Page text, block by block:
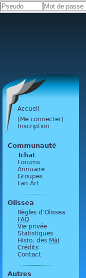
Accueil
[Me connecter]
Inscription
Communauté
Tchat
Forums
Annuaire
Groupes
Fan Art
Olissea
Règles d’Olissea
FAQ
Vie privée
Statistiques
Histo. des MàJ
Crédits
Contact
Autres